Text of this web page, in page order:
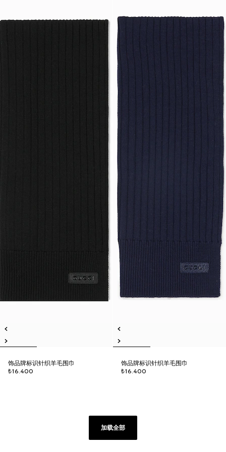
饰品牌标识针织羊毛围巾
₺16.400
饰品牌标识针织羊毛围巾
₺16.400
加载全部